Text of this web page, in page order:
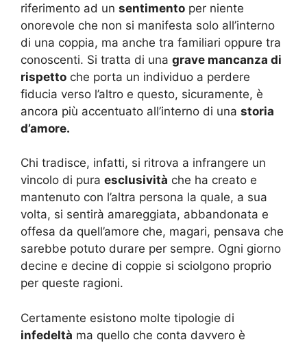
riferimento ad un sentimento per niente
onorevole che non si manifesta solo all’interno
di una coppia, ma anche tra familiari oppure tra
conoscenti. Si tratta di una grave mancanza di
rispetto che porta un individuo a perdere
fiducia verso l’altro e questo, sicuramente, è
ancora più accentuato all’interno di una storia
d’amore.
Chi tradisce, infatti, si ritrova a infrangere un
vincolo di pura esclusività che ha creato e
mantenuto con l’altra persona la quale, a sua
volta, si sentirà amareggiata, abbandonata e
offesa da quell’amore che, magari, pensava che
sarebbe potuto durare per sempre. Ogni giorno
decine e decine di coppie si sciolgono proprio
per queste ragioni.
Certamente esistono molte tipologie di
infedeltà ma quello che conta davvero è